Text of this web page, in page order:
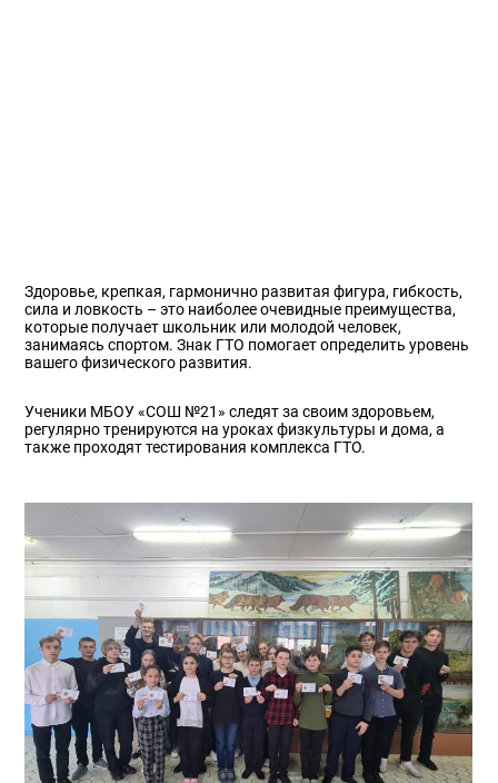
Здоровье, крепкая, гармонично развитая фигура, гибкость,
сила и ловкость – это наиболее очевидные преимущества,
которые получает школьник или молодой человек,
занимаясь спортом. Знак ГТО помогает определить уровень
вашего физического развития.
Ученики МБОУ «СОШ №21» следят за своим здоровьем,
регулярно тренируются на уроках физкультуры и дома, а
также проходят тестирования комплекса ГТО.